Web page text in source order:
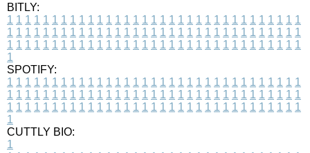
BITLY:
1 1 1 1 1 1 1 1 1 1 1 1 1 1 1 1 1 1 1 1 1 1 1 1 1 1 1 1 1 1 1 1 1
1 1 1 1 1 1 1 1 1 1 1 1 1 1 1 1 1 1 1 1 1 1 1 1 1 1 1 1 1 1 1 1 1
1 1 1 1 1 1 1 1 1 1 1 1 1 1 1 1 1 1 1 1 1 1 1 1 1 1 1 1 1 1 1 1 1
1
SPOTIFY:
1 1 1 1 1 1 1 1 1 1 1 1 1 1 1 1 1 1 1 1 1 1 1 1 1 1 1 1 1 1 1 1 1
1 1 1 1 1 1 1 1 1 1 1 1 1 1 1 1 1 1 1 1 1 1 1 1 1 1 1 1 1 1 1 1 1
1 1 1 1 1 1 1 1 1 1 1 1 1 1 1 1 1 1 1 1 1 1 1 1 1 1 1 1 1 1 1 1 1
1
CUTTLY BIO:
1